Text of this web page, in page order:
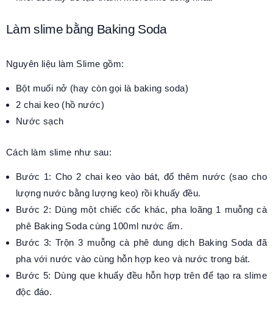
Làm slime bằng Baking Soda
Nguyên liệu làm Slime gồm:
Bột muối nở (hay còn gọi là baking soda)
2 chai keo (hồ nước)
Nước sạch
Cách làm slime như sau:
Bước 1: Cho 2 chai keo vào bát, đổ thêm nước (sao cho
lượng nước bằng lượng keo) rồi khuấy đều.
Bước 2: Dùng một chiếc cốc khác, pha loãng 1 muỗng cà
phê Baking Soda cùng 100ml nước ấm.
Bước 3: Trộn 3 muỗng cà phê dung dịch Baking Soda đã
pha với nước vào cùng hỗn hợp keo và nước trong bát.
Bước 5: Dùng que khuấy đều hỗn hợp trên để tạo ra slime
độc đáo.